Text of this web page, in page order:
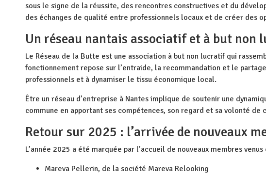
sous le signe de la réussite, des rencontres constructives et du
des échanges de qualité entre professionnels locaux et de créer des
Un réseau nantais associatif et à but non
Le Réseau de la Butte est une association à but non lucratif qui
fonctionnement repose sur l’entraide, la recommandation et le
professionnels et à dynamiser le tissu économique local.
Être un réseau d’entreprise à Nantes implique de soutenir une
commune en apportant ses compétences, son regard et sa volonté de
Retour sur 2025 : l’arrivée de nouveaux
L’année 2025 a été marquée par l’accueil de nouveaux membres
Mareva Pellerin, de la société Mareva Relooking